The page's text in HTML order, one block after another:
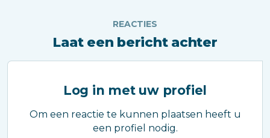
REACTIES
Laat een bericht achter
Log in met uw profiel
Om een reactie te kunnen plaatsen heeft u
een profiel nodig.